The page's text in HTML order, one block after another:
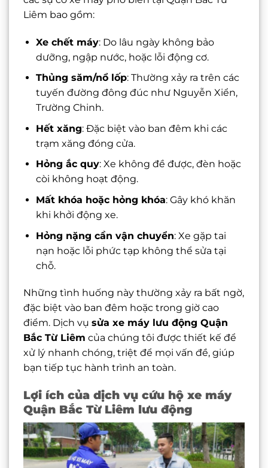
Liêm bao gồm:
Xe chết máy: Do lâu ngày không bảo
dưỡng, ngập nước, hoặc lỗi động cơ.
Thủng săm/nổ lốp: Thường xảy ra trên các
tuyến đường đông đúc như Nguyễn Xiển,
Trường Chinh.
Hết xăng: Đặc biệt vào ban đêm khi các
trạm xăng đóng cửa.
Hỏng ắc quy: Xe không đề được, đèn hoặc
còi không hoạt động.
Mất khóa hoặc hỏng khóa: Gây khó khăn
khi khởi động xe.
Hỏng nặng cần vận chuyển: Xe gặp tai
nạn hoặc lỗi phức tạp không thể sửa tại
chỗ.
Những tình huống này thường xảy ra bất ngờ,
đặc biệt vào ban đêm hoặc trong giờ cao
điểm. Dịch vụ sửa xe máy lưu động Quận
Bắc Từ Liêm của chúng tôi được thiết kế để
xử lý nhanh chóng, triệt để mọi vấn đề, giúp
bạn tiếp tục hành trình an toàn.
Lợi ích của dịch vụ cứu hộ xe máy
Quận Bắc Từ Liêm lưu động